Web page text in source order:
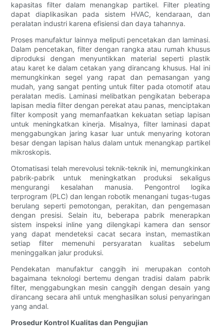
kapasitas filter dalam menangkap partikel. Filter pleating
dapat diaplikasikan pada sistem HVAC, kendaraan, dan
peralatan industri karena efisiensi dan daya tahannya.
Proses manufaktur lainnya meliputi pencetakan dan laminasi.
Dalam pencetakan, filter dengan rangka atau rumah khusus
diproduksi dengan menyuntikkan material seperti plastik
atau karet ke dalam cetakan yang dirancang khusus. Hal ini
memungkinkan segel yang rapat dan pemasangan yang
mudah, yang sangat penting untuk filter pada otomotif atau
peralatan medis. Laminasi melibatkan pengikatan beberapa
lapisan media filter dengan perekat atau panas, menciptakan
filter komposit yang memanfaatkan kekuatan setiap lapisan
untuk meningkatkan kinerja. Misalnya, filter laminasi dapat
menggabungkan jaring kasar luar untuk menyaring kotoran
besar dengan lapisan halus dalam untuk menangkap partikel
mikroskopis.
Otomatisasi telah merevolusi teknik-teknik ini, memungkinkan
pabrik-pabrik untuk meningkatkan produksi sekaligus
mengurangi kesalahan manusia. Pengontrol logika
terprogram (PLC) dan lengan robotik menangani tugas-tugas
berulang seperti pemotongan, perakitan, dan pengemasan
dengan presisi. Selain itu, beberapa pabrik menerapkan
sistem inspeksi inline yang dilengkapi kamera dan sensor
yang dapat mendeteksi cacat secara instan, memastikan
setiap filter memenuhi persyaratan kualitas sebelum
meninggalkan jalur produksi.
Pendekatan manufaktur canggih ini merupakan contoh
bagaimana teknologi bertemu dengan tradisi dalam pabrik
filter, menggabungkan mesin canggih dengan desain yang
dirancang secara ahli untuk menghasilkan solusi penyaringan
yang andal.
Prosedur Kontrol Kualitas dan Pengujian